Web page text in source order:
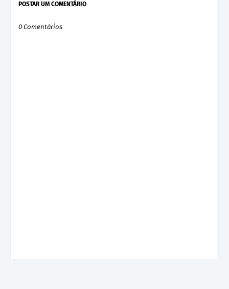
POSTAR UM COMENTÁRIO
0 Comentários